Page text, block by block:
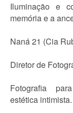
Iluminação e
memória e a
Naná 21 (Cia
Diretor de
Fotografia
estética intimista.